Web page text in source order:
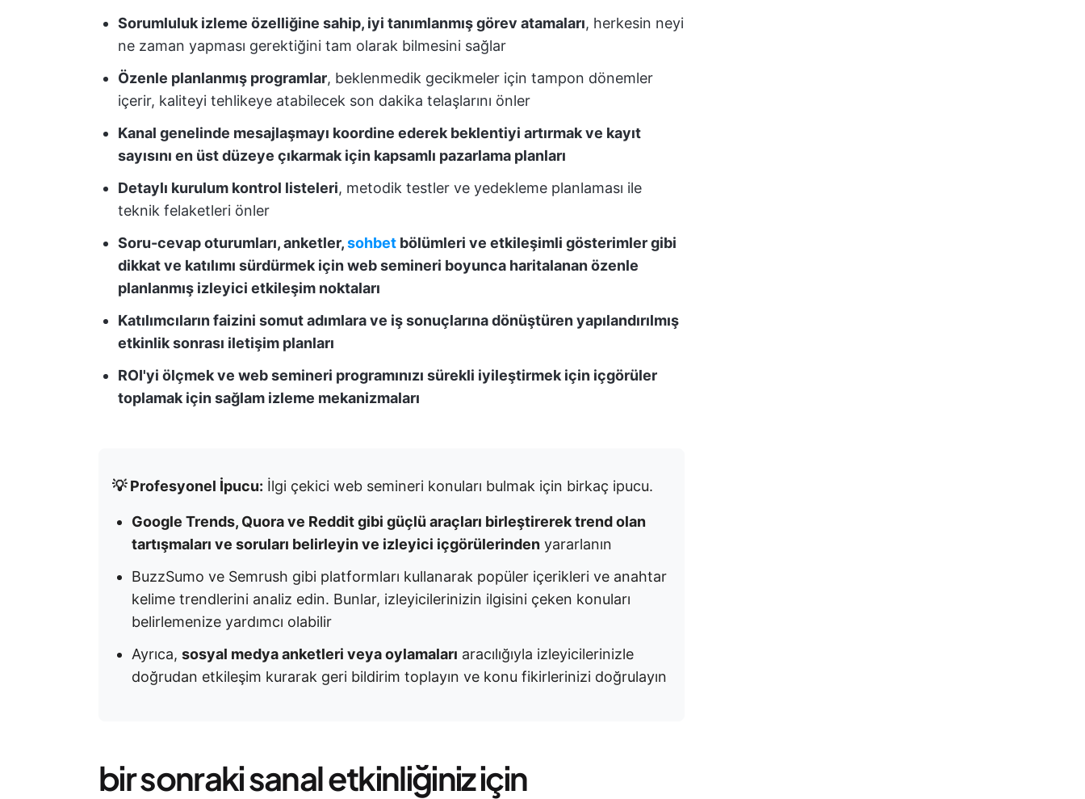
Sorumluluk izleme özelliğine sahip, iyi tanımlanmış görev atamaları, herkesin neyi
ne zaman yapması gerektiğini tam olarak bilmesini sağlar
Özenle planlanmış programlar, beklenmedik gecikmeler için tampon dönemler
içerir, kaliteyi tehlikeye atabilecek son dakika telaşlarını önler
Kanal genelinde mesajlaşmayı koordine ederek beklentiyi artırmak ve kayıt
sayısını en üst düzeye çıkarmak için kapsamlı pazarlama planları
Detaylı kurulum kontrol listeleri, metodik testler ve yedekleme planlaması ile
teknik felaketleri önler
Soru-cevap oturumları, anketler,sohbet bölümleri ve etkileşimli gösterimler gibi
dikkat ve katılımı sürdürmek için web semineri boyunca haritalanan özenle
planlanmış izleyici etkileşim noktaları
Katılımcıların faizini somut adımlara ve iş sonuçlarına dönüştüren yapılandırılmış
etkinlik sonrası iletişim planları
ROI'yi ölçmek ve web semineri programınızı sürekli iyileştirmek için içgörüler
toplamak için sağlam izleme mekanizmaları
💡 Profesyonel İpucu: İlgi çekici web semineri konuları bulmak için birkaç ipucu.
Google Trends, Quora ve Reddit gibi güçlü araçları birleştirerek trend olan
tartışmaları ve soruları belirleyin ve izleyici içgörülerinden yararlanın
BuzzSumo ve Semrush gibi platformları kullanarak popüler içerikleri ve anahtar
kelime trendlerini analiz edin. Bunlar, izleyicilerinizin ilgisini çeken konuları
belirlemenize yardımcı olabilir
Ayrıca, sosyal medya anketleri veya oylamaları aracılığıyla izleyicilerinizle
doğrudan etkileşim kurarak geri bildirim toplayın ve konu fikirlerinizi doğrulayın
bir sonraki sanal etkinliğiniz için